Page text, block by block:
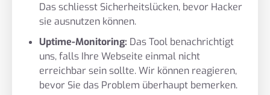
Das schliesst Sicherheitslücken, bevor Hacker
sie ausnutzen können.
Uptime-Monitoring: Das Tool benachrichtigt
uns, falls Ihre Webseite einmal nicht
erreichbar sein sollte. Wir können reagieren,
bevor Sie das Problem überhaupt bemerken.